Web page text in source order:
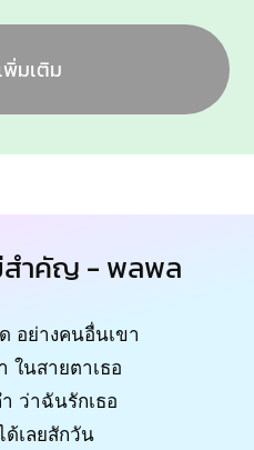
มเติม
สำคัญ - พลพล
อย่างคนอื่นเขา
ในสายตาเธอ
ว่าฉันรักเธอ
ด้เลยสักวัน